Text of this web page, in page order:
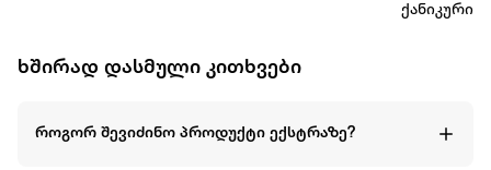
ქანიკური
ხშირად დასმული კითხვები
როგორ შევიძინო პროდუქტი ექსტრაზე?